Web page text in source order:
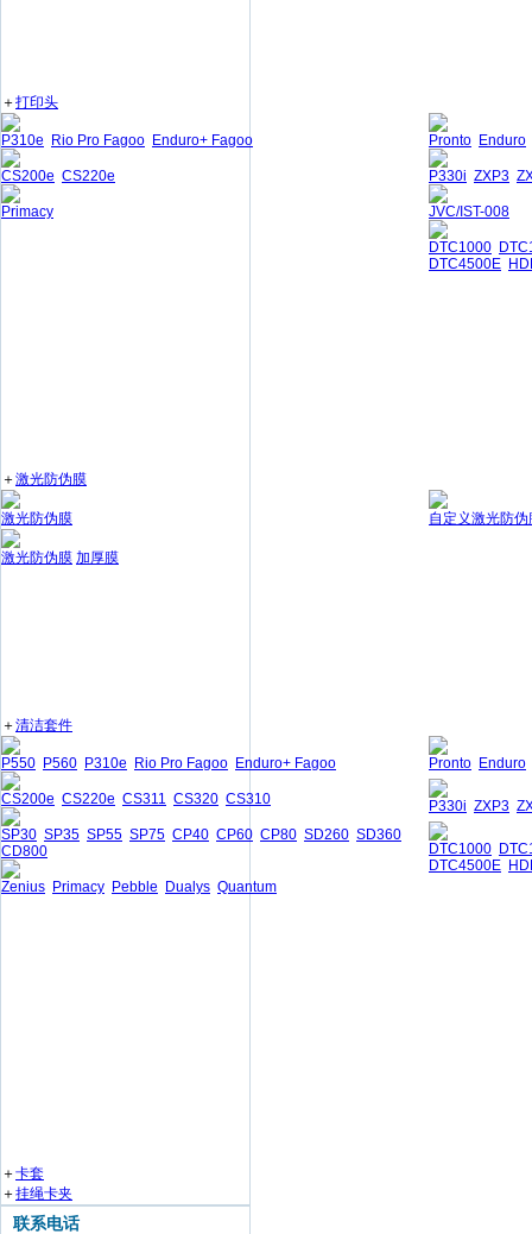
＋打印头
P310e Rio Pro Fagoo Enduro+ Fagoo
CS200e CS220e
Primacy
Pronto Enduro
P330i ZXP3
JVC/IST-008
DTC1000
DTC4500E
＋激光防伪膜
激光防伪膜
激光防伪膜 加厚膜
自定义激光防伪
＋清洁套件
P550 P560 P310e Rio Pro Fagoo Enduro+ Fagoo
CS200e CS220e CS311 CS320 CS310
SP30 SP35 SP55 SP75 CP40 CP60 CP80 SD260 SD360
CD800
Zenius Primacy Pebble Dualys Quantum
Pronto Enduro
P330i ZXP3
DTC1000
DTC4500E
＋卡套
＋挂绳卡夹
联系电话